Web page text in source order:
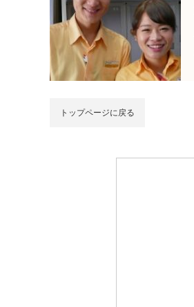
トップページに戻る